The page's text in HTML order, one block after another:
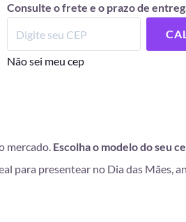
Consulte o frete e o prazo de
Não sei meu cep
mercado. Escolha o modelo do seu
para presentear no Dia das Mães,